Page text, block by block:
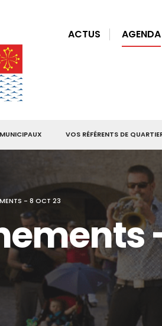
ACTUS AGENDA
VOS RÉFÉRENTS DE
- 8 OCT 23